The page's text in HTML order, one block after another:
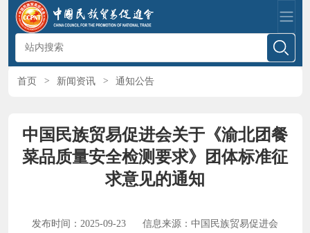
首页 > 新闻资讯 > 通知公告
中国民族贸易促进会关于《渝北团餐
菜品质量安全检测要求》团体标准征
求意见的通知
发布时间：2025-09-23 信息来源：中国民族贸易促进会